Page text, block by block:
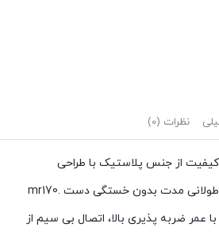
نظرات (0)
کیفیت از جنس پلاستیک با طراحی
ارگونومیک جهت استفاده طولانی مدت بدون خستگی دست .mr170
روان با عمر ضربه پذیری بالا، اتصال بی سیم از